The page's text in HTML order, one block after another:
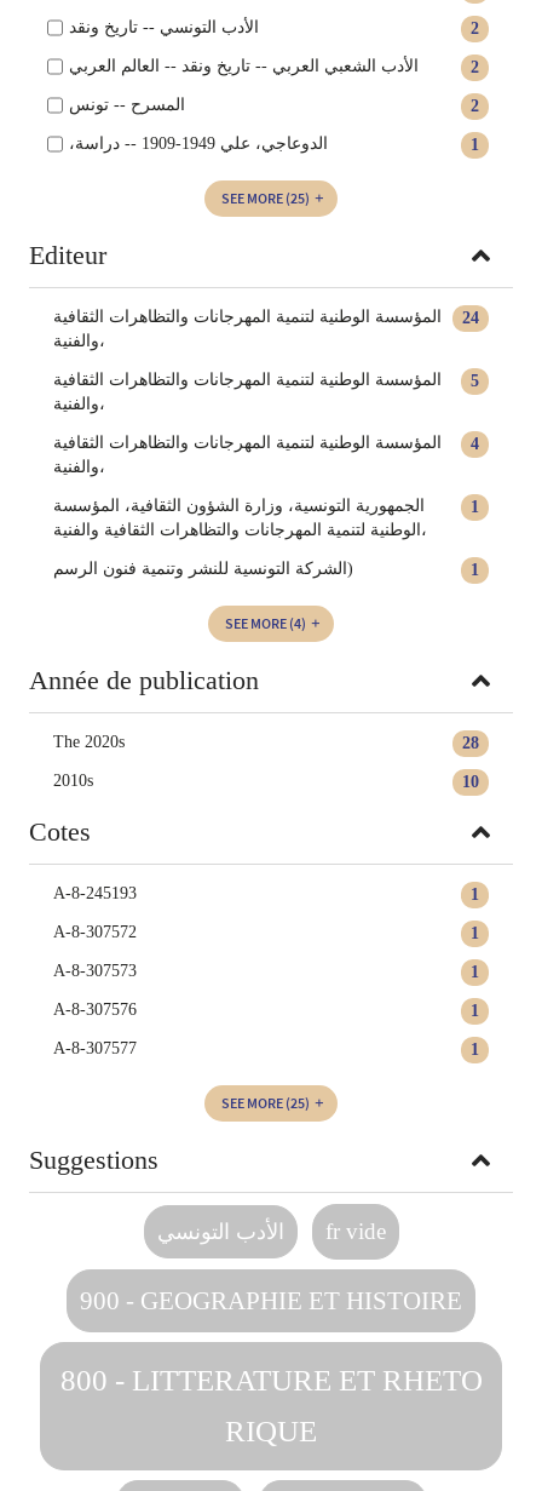
2 الأدب التونسي -- تاريخ ونقد
2 الأدب الشعبي العربي -- تاريخ ونقد -- العالم العربي
2 المسرح‏ -- ‏تونس‏‏
1 ،الدوعاجي، علي 1949-1909 -- دراسة
SEE MORE (25)
Editeur
24
المؤسسة الوطنية لتنمية المهرجانات والتظاهرات الثقافية
والفنية،
5
‏المؤسسة الوطنية لتنمية المهرجانات والتظاهرات الثقافية
والفنية،
4
‏المؤسسة الوطنية لتنمية المهرجانات والتظاهرات الثقافية
والفنية‏‏‏‏،
1
الجمهورية التونسية، وزارة الشؤون الثقافية، المؤسسة
الوطنية لتنمية المهرجانات والتظاهرات الثقافية والفنية،
1 الشركة التونسية للنشر وتنمية فنون الرسم)
SEE MORE (4)
Année de publication
28
The 2020s
10
2010s
Cotes
1
A-8-245193
1
A-8-307572
1
A-8-307573
1
A-8-307576
1
A-8-307577
SEE MORE (25)
Suggestions
الأدب التونسي fr vide
900 - GEOGRAPHIE ET HISTOIRE
800 - LITTERATURE ET RHETO
RIQUE